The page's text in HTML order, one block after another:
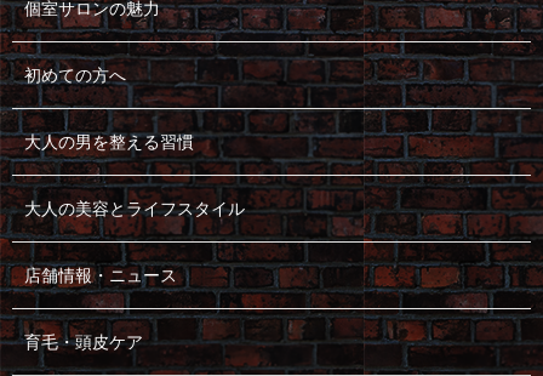
個室サロンの魅力
初めての方へ
大人の男を整える習慣
大人の美容とライフスタイル
店舗情報・ニュース
育毛・頭皮ケア